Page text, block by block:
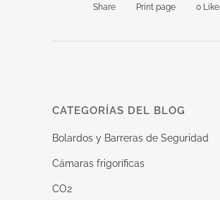
Share Print page 0
CATEGORÍAS DEL BLOG
Bolardos y Barreras de Seguridad
Cámaras frigoríficas
CO2